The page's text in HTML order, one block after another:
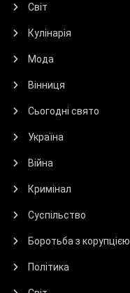
Світ
Кулінарія
Мода
Вінниця
Сьогодні свято
Україна
Війна
Кримінал
Суспільство
Боротьба з корупцією
Політика